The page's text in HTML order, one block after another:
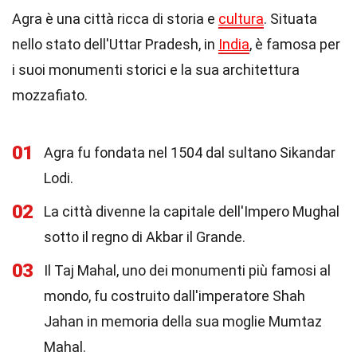
Agra è una città ricca di storia e cultura. Situata
nello stato dell'Uttar Pradesh, in India, è famosa per
i suoi monumenti storici e la sua architettura
mozzafiato.
01
Agra fu fondata nel 1504 dal sultano Sikandar
Lodi.
02
La città divenne la capitale dell'Impero Mughal
sotto il regno di Akbar il Grande.
03
Il Taj Mahal, uno dei monumenti più famosi al
mondo, fu costruito dall'imperatore Shah
Jahan in memoria della sua moglie Mumtaz
Mahal.